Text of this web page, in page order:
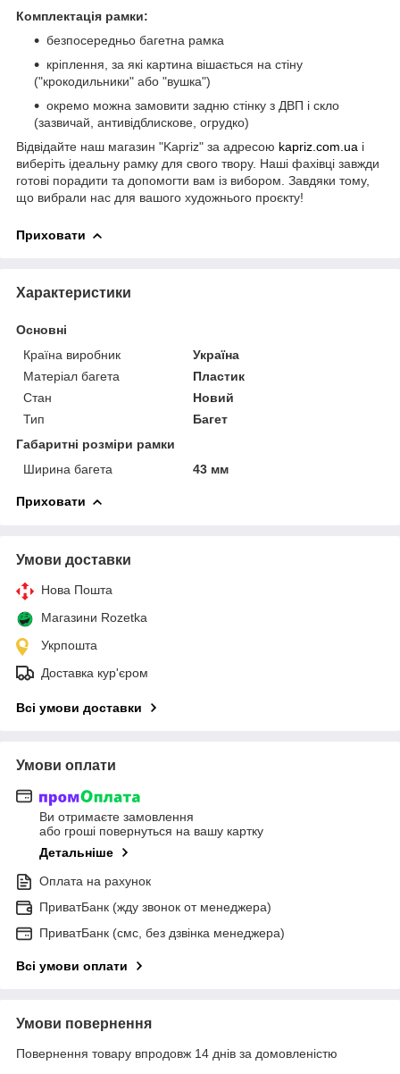
Комплектація рамки:
безпосередньо багетна рамка
кріплення, за які картина вішається на стіну
("крокодильники" або "вушка")
окремо можна замовити задню стінку з ДВП і скло
(зазвичай, антивідблискове, огрудко)
Відвідайте наш магазин "Kapriz" за адресою kapriz.com.ua і
виберіть ідеальну рамку для свого твору. Наші фахівці завжди
готові порадити та допомогти вам із вибором. Завдяки тому,
що вибрали нас для вашого художнього проєкту!
Приховати
Характеристики
Основні
Країна виробник
Україна
Матеріал багета
Пластик
Стан
Новий
Тип
Багет
Габаритні розміри рамки
Ширина багета
43 мм
Приховати
Умови доставки
Нова Пошта
Магазини Rozetka
Укрпошта
Доставка кур'єром
Всі умови доставки
Умови оплати
Ви отримаєте замовлення
або гроші повернуться на вашу картку
Детальніше
Оплата на рахунок
ПриватБанк (жду звонок от менеджера)
ПриватБанк (смс, без дзвінка менеджера)
Всі умови оплати
Умови повернення
Повернення товару впродовж 14 днів за домовленістю